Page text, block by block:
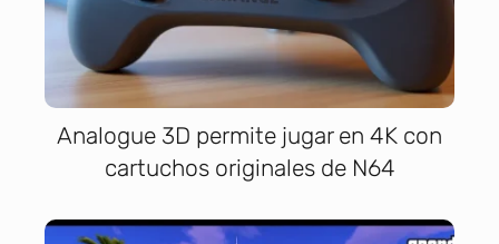
Analogue 3D permite jugar en 4K con
cartuchos originales de N64